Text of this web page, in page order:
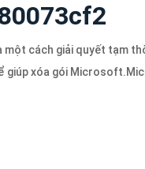
một cách giải quyết tạm
giúp xóa gói